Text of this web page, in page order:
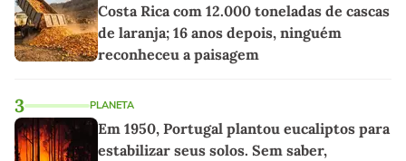
Costa Rica com 12.000 toneladas de cascas
de laranja; 16 anos depois, ninguém
reconheceu a paisagem
3 PLANETA
Em 1950, Portugal plantou eucaliptos para
estabilizar seus solos. Sem saber,